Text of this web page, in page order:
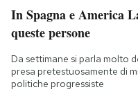
In Spagna e America
queste persone
Da settimane si parla molto
presa pretestuosamente di
politiche progressiste